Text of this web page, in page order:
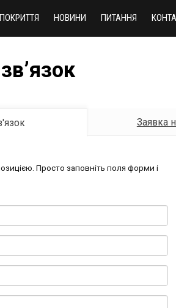
ПОКРИТТЯ НОВИНИ ПИТАННЯ
Заявка
Просто заповніть поля форми і